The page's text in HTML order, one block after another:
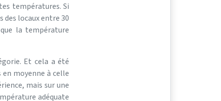
températures. Si
locaux entre 30
la température
Et cela a été
moyenne à celle
mais sur une
adéquate